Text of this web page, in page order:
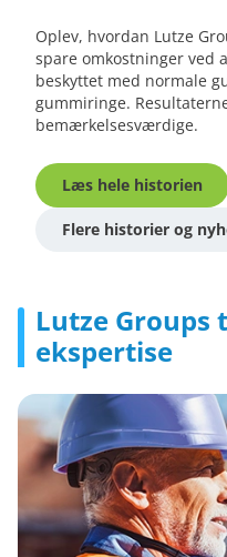
Oplev, hvordan Lutze
spare omkostninger ved
beskyttet med normale
gummiringe.
bemærkelsesværdige.
Læs hele historien
Flere historier og
Lutze Groups
ekspertise